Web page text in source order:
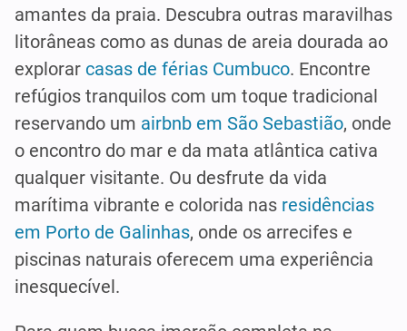
amantes da praia. Descubra outras maravilhas
litorâneas como as dunas de areia dourada ao
explorar casas de férias Cumbuco. Encontre
refúgios tranquilos com um toque tradicional
reservando um airbnb em São Sebastião, onde
o encontro do mar e da mata atlântica cativa
qualquer visitante. Ou desfrute da vida
marítima vibrante e colorida nas residências
em Porto de Galinhas, onde os arrecifes e
piscinas naturais oferecem uma experiência
inesquecível.